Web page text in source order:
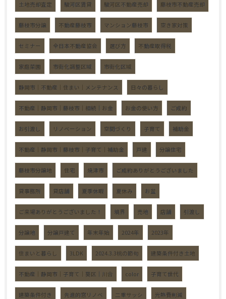
土地売却査定 駿河区賃貸 駿河区不動産売却 藤枝市不動産売却
藤枝市分譲 不動産藤枝市 マンション藤枝市 空き家対策
セミナー 全日本不動産協会 選び方 不動産取得税
家庭菜園 市街化調整区域 市街化区域
静岡市｜不動産｜住まい｜メンテナンス 日々の暮らし
不動産｜静岡市｜藤枝市｜相続｜お金 お金の使い方 ご成約
お引渡し リノベーション 空間づくり 子育て 補助金
不動産｜静岡市｜藤枝市｜子育て｜補助金 戸建 分譲住宅
藤枝市分譲地 住宅 焼津市 ご成約ありがとうございました
貸事務所 貸店舗 夏季休暇 夏休み お盆
ご来場ありがとうございました！ 境界 売地 店舗 引渡し
分譲地 分譲戸建て 年末年始 2024年 2023年
住まいと暮らし 3LDK 2024.3.3桃の節句 建築条件付き土地
不動産｜静岡市｜子育て｜葵区｜川合 color 子育て世代
建築条件付き 先進的窓リノベ 二重サッシ 光熱費削減